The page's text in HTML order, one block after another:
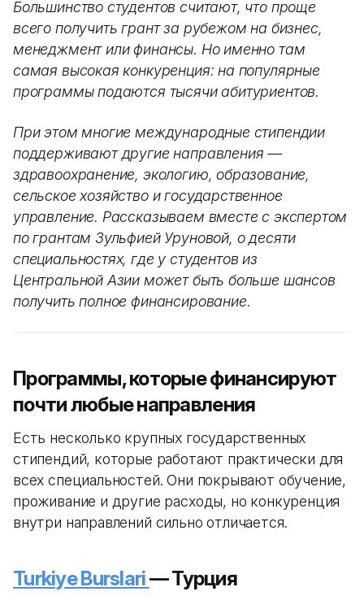
Большинство студентов считают, что проще
всего получить грант за рубежом на бизнес,
менеджмент или финансы. Но именно там
самая высокая конкуренция: на популярные
программы подаются тысячи абитуриентов.
При этом многие международные стипендии
поддерживают другие направления —
здравоохранение, экологию, образование,
сельское хозяйство и государственное
управление. Рассказываем вместе с экспертом
по грантам Зульфией Уруновой, о десяти
специальностях, где у студентов из
Центральной Азии может быть больше шансов
получить полное финансирование.
Программы, которые финансируют
почти любые направления
Есть несколько крупных государственных
стипендий, которые работают практически для
всех специальностей. Они покрывают обучение,
проживание и другие расходы, но конкуренция
внутри направлений сильно отличается.
Turkiye Burslari— Турция